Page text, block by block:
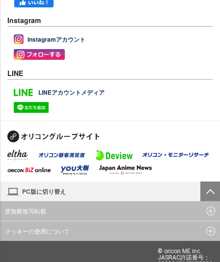
Instagram
Instagramアカウント
LINE
LINEアカウントメディア
PC版に切り替え
禁無断複写転載
クッキーの使用について
© oricon ME inc.
JASRAC許諾番号：